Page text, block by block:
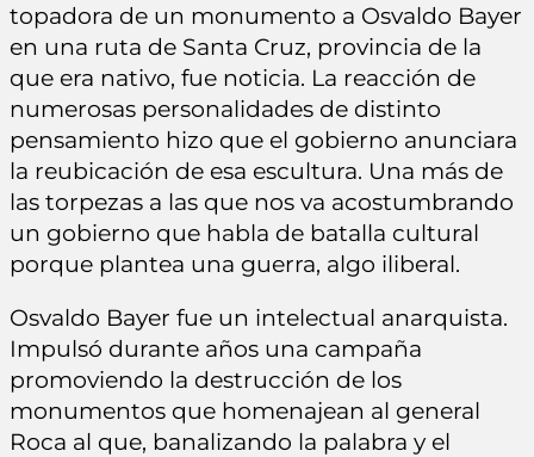
topadora de un monumento a Osvaldo Bayer
en una ruta de Santa Cruz, provincia de la
que era nativo, fue noticia. La reacción de
numerosas personalidades de distinto
pensamiento hizo que el gobierno anunciara
la reubicación de esa escultura. Una más de
las torpezas a las que nos va acostumbrando
un gobierno que habla de batalla cultural
porque plantea una guerra, algo iliberal.
Osvaldo Bayer fue un intelectual anarquista.
Impulsó durante años una campaña
promoviendo la destrucción de los
monumentos que homenajean al general
Roca al que, banalizando la palabra y el